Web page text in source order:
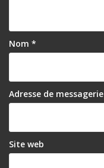
Nom *
Adresse de messagerie
Site web